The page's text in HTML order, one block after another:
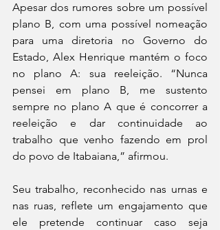
Apesar dos rumores sobre um possível
plano B, com uma possível nomeação
para uma diretoria no Governo do
Estado, Alex Henrique mantém o foco
no plano A: sua reeleição. “Nunca
pensei em plano B, me sustento
sempre no plano A que é concorrer a
reeleição e dar continuidade ao
trabalho que venho fazendo em prol
do povo de Itabaiana,” afirmou.
Seu trabalho, reconhecido nas urnas e
nas ruas, reflete um engajamento que
ele pretende continuar caso seja